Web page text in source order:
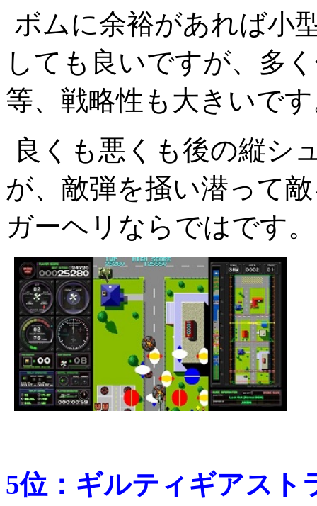
ボムに余裕があれば小
しても良いですが、多
等、戦略性も大きいで
良くも悪くも後の縦シ
が、敵弾を掻い潜って
ガーヘリならではです。
5位：ギルティギアス